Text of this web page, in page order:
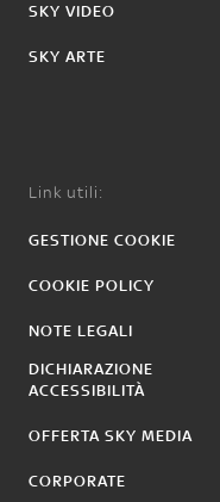
SKY VIDEO
SKY ARTE
Link utili:
GESTIONE COOKIE
COOKIE POLICY
NOTE LEGALI
DICHIARAZIONE
ACCESSIBILITÀ
OFFERTA SKY MEDIA
CORPORATE